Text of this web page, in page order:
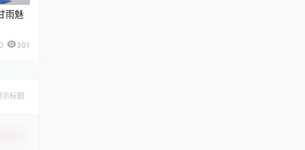
雨魅
0 301
示标题